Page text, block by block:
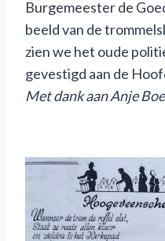
Burgemeester de
beeld van de
zien we het oude
gevestigd aan de
Met dank aan Anje